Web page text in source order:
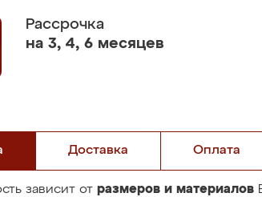
Рассрочка
на 3, 4, 6 месяцев
Доставка Оплата
зависит от размеров и материалов